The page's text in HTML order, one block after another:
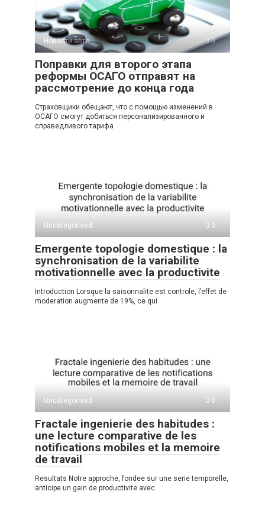
Новости авто 0
Поправки для второго этапа
реформы ОСАГО отправят на
рассмотрение до конца года
Страховщики обещают, что с помощью изменений в
ОСАГО смогут добиться персонализированного и
справедливого тарифа
Uncategorised 0
Emergente topologie domestique : la
synchronisation de la variabilite
motivationnelle avec la productivite
Introduction Lorsque la saisonnalite est controle, l’effet de
moderation augmente de 19%, ce qui
Uncategorised 0
Fractale ingenierie des habitudes :
une lecture comparative de les
notifications mobiles et la memoire
de travail
Resultats Notre approche, fondee sur une serie temporelle,
anticipe un gain de productivite avec